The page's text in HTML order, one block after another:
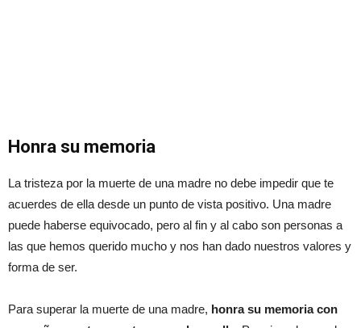
Honra su memoria
La tristeza por la muerte de una madre no debe impedir que te
acuerdes de ella desde un punto de vista positivo. Una madre
puede haberse equivocado, pero al fin y al cabo son personas a
las que hemos querido mucho y nos han dado nuestros valores y
forma de ser.
Para superar la muerte de una madre, honra su memoria con